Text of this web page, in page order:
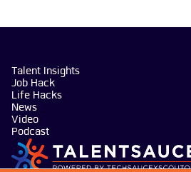
Talent Insights
Job Hack
Life Hacks
News
Video
Podcast